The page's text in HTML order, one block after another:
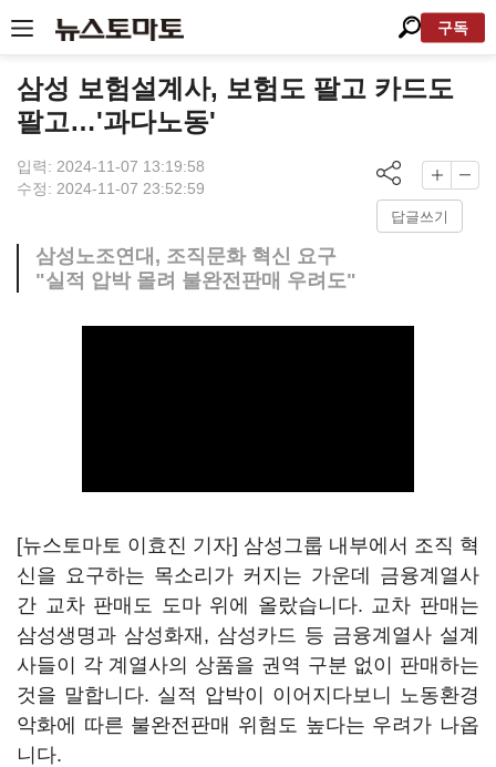
구독
삼성 보험설계사, 보험도 팔고 카드도
팔고…'과다노동'
입력: 2024-11-07 13:19:58
수정: 2024-11-07 23:52:59
답글쓰기
삼성노조연대, 조직문화 혁신 요구
"실적 압박 몰려 불완전판매 우려도"
[뉴스토마토 이효진 기자] 삼성그룹 내부에서 조직 혁
신을 요구하는 목소리가 커지는 가운데 금융계열사
간 교차 판매도 도마 위에 올랐습니다. 교차 판매는
삼성생명과 삼성화재, 삼성카드 등 금융계열사 설계
사들이 각 계열사의 상품을 권역 구분 없이 판매하는
것을 말합니다. 실적 압박이 이어지다보니 노동환경
악화에 따른 불완전판매 위험도 높다는 우려가 나옵
니다.